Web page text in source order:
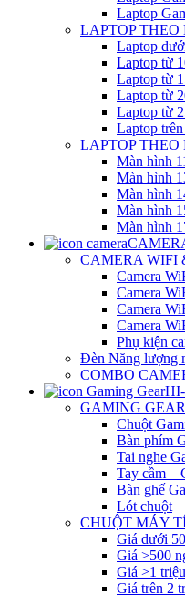
Laptop
LAPTOP
Laptop
Laptop từ
Laptop từ
Laptop từ
Laptop từ
Laptop
LAPTOP
Màn hình
Màn hình
Màn hình
Màn hình
Màn hình
CAMERA WIFI
Camera
Camera
Camera
Camera
Phụ kiện
Đèn Năng lượng
COMBO
GAMING GEAR
Chuột
Bàn phím
Tai nghe
Tay cầm –
Bàn ghế
Lót chuột
CHUỘT MÁY
Giá dưới
Giá >500
Giá >1
Giá trên 2